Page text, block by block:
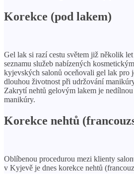
Korekce (pod lakem)
Gel lak si razí cestu světem již několik
seznamu služeb nabízených
kyjevských salonů oceňovali gel lak pro
dlouhou životnost při udržování
Zakrytí nehtů gelovým lakem je
manikúry.
Korekce nehtů
Oblíbenou procedurou mezi klienty
v Kyjevě je dnes korekce nehtů